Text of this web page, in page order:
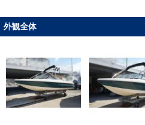
外観全体